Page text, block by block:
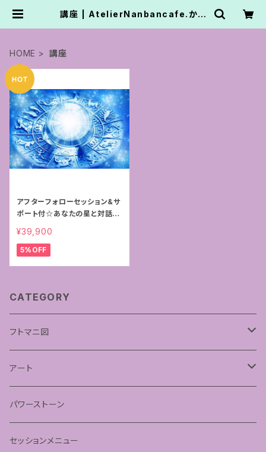
講座 | AtelierNanbancafe.かて
HOME 講座
アフターフォローセッション&サ
ポート付☆あなたの星と対話す
プログラム〜
¥39,900
5%OFF
CATEGORY
フトマニ図
あわうた
アート
神聖幾何学フラワーオブライフ
神聖幾何学シードオブライフ
パワーストーン
セッションメニュー